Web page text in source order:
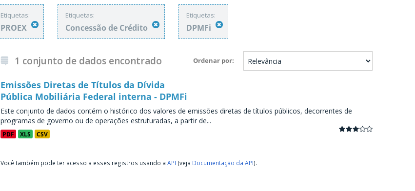
Etiquetas:
PROEX
Etiquetas:
Concessão de Crédito
Etiquetas:
DPMFi
Ordenar por
1 conjunto de dados encontrado
Emissões Diretas de Títulos da Dívida
Pública Mobiliária Federal interna - DPMFi
Este conjunto de dados contém o histórico dos valores de emissões diretas de títulos públicos, decorrentes de
programas de governo ou de operações estruturadas, a partir de...
PDF XLS CSV
Você também pode ter acesso a esses registros usando a API (veja Documentação da API).